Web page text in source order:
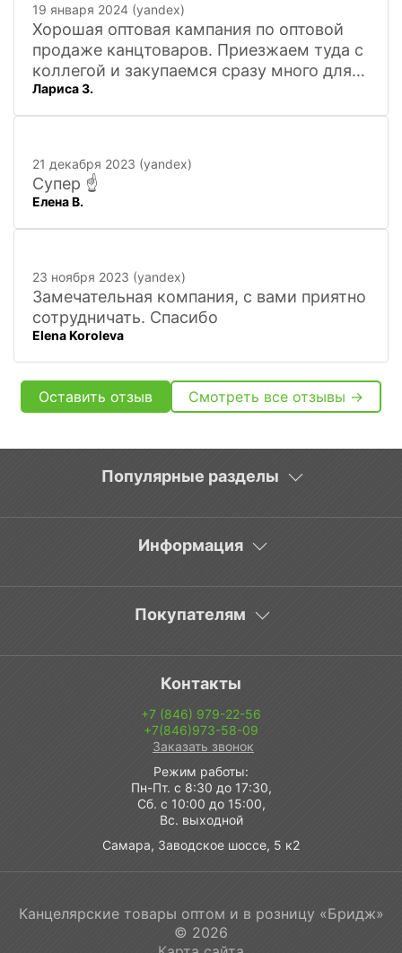
19 января 2024 (yandex)
Хорошая оптовая кампания по оптовой
продаже канцтоваров. Приезжаем туда с
коллегой и закупаемся сразу много для
офиса. Удобно. Есть практически всё, что
нужно, и по хорошим ценам. Вежливый
искать
Лариса З.
21 декабря 2023 (yandex)
Супер ☝️
Елена В.
23 ноября 2023 (yandex)
Замечательная компания, с вами приятно
сотрудничать. Спасибо
Elena Koroleva
Оставить отзыв Смотреть все отзывы →
Популярные разделы
Информация
Покупателям
Контакты
+7 (846) 979-22-56
+7(846)973-58-09
Заказать звонок
Режим работы:
Пн-Пт. с 8:30 до 17:30,
Сб. с 10:00 до 15:00,
Вс. выходной
Самара, Заводское шоссе, 5 к2
Канцелярские товары оптом и в розницу «Бридж»
© 2026